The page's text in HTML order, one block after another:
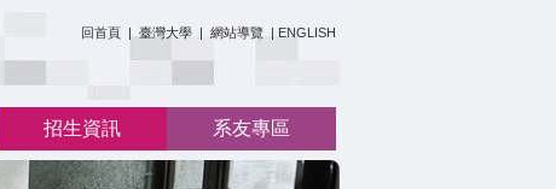
回首頁 | 臺灣大學 | 網站導覽 | ENGLISH
招生資訊 系友專區